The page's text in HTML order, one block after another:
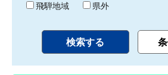
飛騨地域
県外